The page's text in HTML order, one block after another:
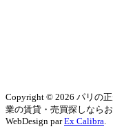
Copyright © 2026 パリの
業の賃貸・売買探しなら
WebDesign parEx Calibra